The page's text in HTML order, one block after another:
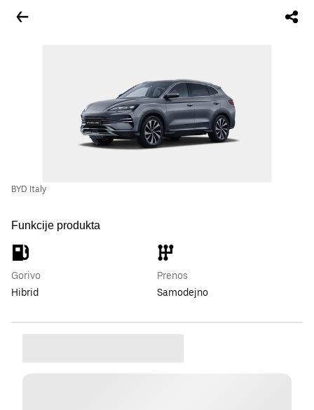
BYD Italy
Funkcije produkta
Gorivo
Hibrid
Prenos
Samodejno